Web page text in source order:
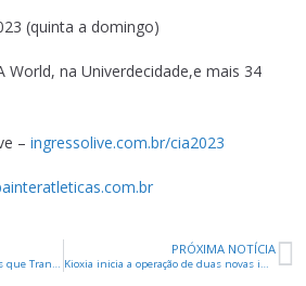
(quinta a domingo)
World, na Univerdecidade,e mais 34
– ingressolive.com.br/cia2023
Inscrições para o projeto “Mãos que Transformam” terminam nesta sexta
PRÓXIMA NOTÍCIA
Kioxia inicia a operação de duas novas instalações de P&D